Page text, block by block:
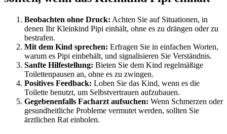
Beobachten ohne Druck: Achten Sie auf Situationen, in
denen Ihr Kleinkind Pipi einhält, ohne es zu drängen oder zu
bestrafen.
Mit dem Kind sprechen: Erfragen Sie in einfachen Worten,
warum es Pipi einbehält, und signalisieren Sie Verständnis.
Sanfte Hilfestellung: Bieten Sie dem Kind regelmäßige
Toilettenpausen an, ohne es zu zwingen.
Positives Feedback: Loben Sie das Kind, wenn es die
Toilette benutzt, um Selbstvertrauen aufzubauen.
Gegebenenfalls Facharzt aufsuchen: Wenn Schmerzen oder
gesundheitliche Probleme vermutet werden, sollten Sie
ärztlichen Rat einholen.